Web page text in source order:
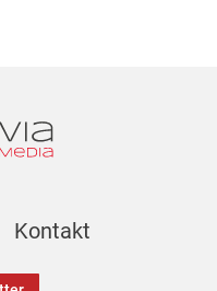
Kontakt